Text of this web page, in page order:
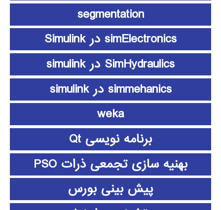
segmentation
simElectronics در Simulink
SimHydraulics در simulink
simmehanics در simulink
weka
برنامه نویسی Qt
بهنیه سازی تجمعی ذرات PSO
پیش بینی بورس